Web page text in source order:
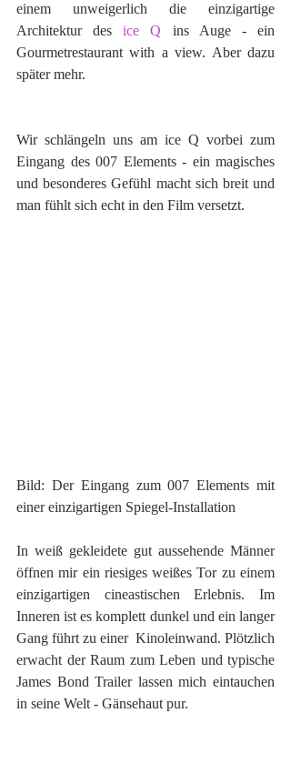
einem unweigerlich die einzigartige
Architektur des ice Q ins Auge - ein
Gourmetrestaurant with a view. Aber dazu
später mehr.
Wir schlängeln uns am ice Q vorbei zum
Eingang des 007 Elements - ein magisches
und besonderes Gefühl macht sich breit und
man fühlt sich echt in den Film versetzt.
Bild: Der Eingang zum 007 Elements mit
einer einzigartigen Spiegel-Installation
In weiß gekleidete gut aussehende Männer
öffnen mir ein riesiges weißes Tor zu einem
einzigartigen cineastischen Erlebnis. Im
Inneren ist es komplett dunkel und ein langer
Gang führt zu einer  Kinoleinwand. Plötzlich
erwacht der Raum zum Leben und typische
James Bond Trailer lassen mich eintauchen
in seine Welt - Gänsehaut pur.